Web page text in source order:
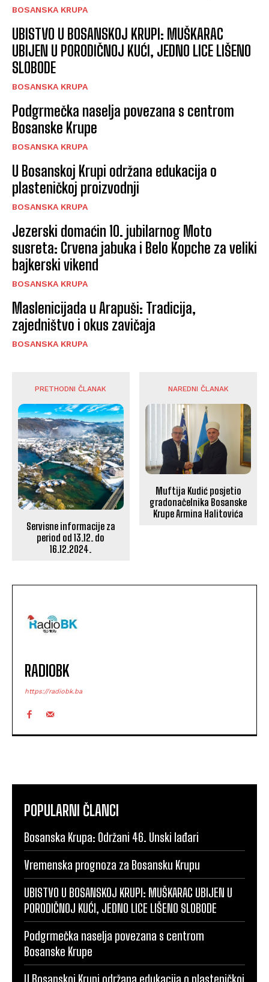
BOSANSKA KRUPA
UBISTVO U BOSANSKOJ KRUPI: MUŠKARAC
UBIJEN U PORODIČNOJ KUĆI, JEDNO LICE LIŠENO
SLOBODE
BOSANSKA KRUPA
Podgrmečka naselja povezana s centrom
Bosanske Krupe
BOSANSKA KRUPA
U Bosanskoj Krupi održana edukacija o
plasteničkoj proizvodnji
BOSANSKA KRUPA
Jezerski domaćin 10. jubilarnog Moto
susreta: Crvena jabuka i Belo Kopche za veliki
bajkerski vikend
BOSANSKA KRUPA
Maslenicijada u Arapuši: Tradicija,
zajedništvo i okus zavičaja
BOSANSKA KRUPA
PRETHODNI ČLANAK
Servisne informacije za
period od 13.12. do
16.12.2024.
NAREDNI ČLANAK
Muftija Kudić posjetio
gradonačelnika Bosanske
Krupe Armina Halitovića
RADIOBK
https://radiobk.ba
POPULARNI ČLANCI
Bosanska Krupa: Održani 46. Unski lađari
Vremenska prognoza za Bosansku Krupu
UBISTVO U BOSANSKOJ KRUPI: MUŠKARAC UBIJEN U
PORODIČNOJ KUĆI, JEDNO LICE LIŠENO SLOBODE
Podgrmečka naselja povezana s centrom
Bosanske Krupe
U Bosanskoj Krupi održana edukacija o plasteničkoj